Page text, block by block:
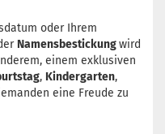
oder Ihrem
Namensbestickungwird
einem exklusiven
, Kindergarten,
eine Freude zu